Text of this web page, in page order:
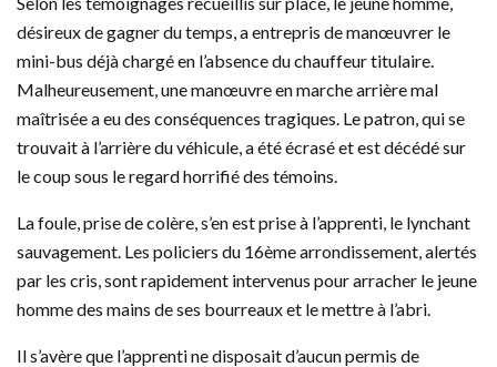
désireux de gagner du temps, a entrepris de manœuvrer le
mini-bus déjà chargé en l’absence du chauffeur titulaire.
Malheureusement, une manœuvre en marche arrière mal
maîtrisée a eu des conséquences tragiques. Le patron, qui se
trouvait à l’arrière du véhicule, a été écrasé et est décédé sur
le coup sous le regard horrifié des témoins.
La foule, prise de colère, s’en est prise à l’apprenti, le lynchant
sauvagement. Les policiers du 16ème arrondissement, alertés
par les cris, sont rapidement intervenus pour arracher le jeune
homme des mains de ses bourreaux et le mettre à l’abri.
Il s’avère que l’apprenti ne disposait d’aucun permis de